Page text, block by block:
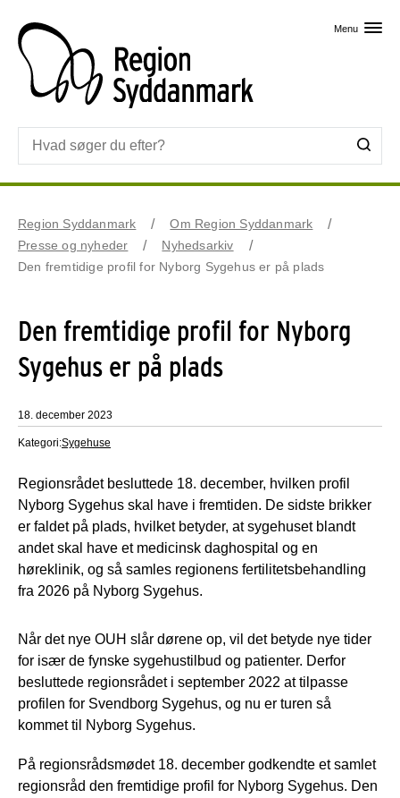
Menu
Region Syddanmark
Om Region Syddanmark
Presse og nyheder
Nyhedsarkiv
Den fremtidige profil for Nyborg Sygehus er på plads
Den fremtidige profil for Nyborg
Sygehus er på plads
18. december 2023
Kategori:Sygehuse
Regionsrådet besluttede 18. december, hvilken profil
Nyborg Sygehus skal have i fremtiden. De sidste brikker
er faldet på plads, hvilket betyder, at sygehuset blandt
andet skal have et medicinsk daghospital og en
høreklinik, og så samles regionens fertilitetsbehandling
fra 2026 på Nyborg Sygehus.
Når det nye OUH slår dørene op, vil det betyde nye tider
for især de fynske sygehustilbud og patienter. Derfor
besluttede regionsrådet i september 2022 at tilpasse
profilen for Svendborg Sygehus, og nu er turen så
kommet til Nyborg Sygehus.
På regionsrådsmødet 18. december godkendte et samlet
regionsråd den fremtidige profil for Nyborg Sygehus. Den